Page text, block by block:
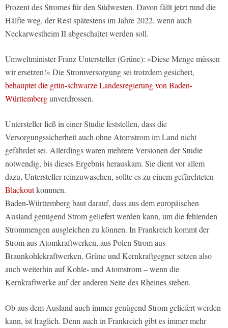
Prozent des Stromes für den Südwesten. Davon fällt jetzt rund die
Hälfte weg, der Rest spätestens im Jahre 2022, wenn auch
Neckarwestheim II abgeschaltet werden soll.
Umweltminister Franz Untersteller (Grüne): »Diese Menge müssen
wir ersetzen!« Die Stromversorgung sei trotzdem gesichert,
behauptet die grün-schwarze Landesregierung von Baden-
Württembergunverdrossen.
Untersteller ließ in einer Studie feststellen, dass die
Versorgungssicherheit auch ohne Atomstrom im Land nicht
gefährdet sei. Allerdings waren mehrere Versionen der Studie
notwendig, bis dieses Ergebnis herauskam. Sie dient vor allem
dazu, Untersteller reinzuwaschen, sollte es zu einem gefürchteten
Blackoutkommen.
Baden-Württemberg baut darauf, dass aus dem europäischen
Ausland genügend Strom geliefert werden kann, um die fehlenden
Strommengen ausgleichen zu können. In Frankreich kommt der
Strom aus Atomkraftwerken, aus Polen Strom aus
Braunkohlekraftwerken. Grüne und Kernkraftgegner setzen also
auch weiterhin auf Kohle- und Atomstrom – wenn die
Kernkraftwerke auf der anderen Seite des Rheines stehen.
Ob aus dem Ausland auch immer genügend Strom geliefert werden
kann, ist fraglich. Denn auch in Frankreich gibt es immer mehr